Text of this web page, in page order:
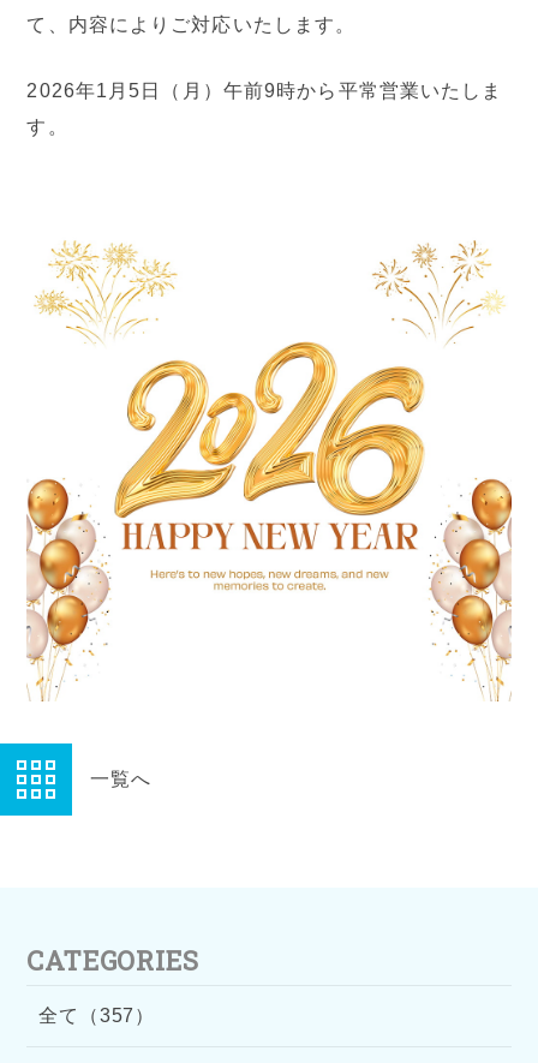
て、内容によりご対応いたします。
2026年1月5日（月）午前9時から平常営業いたしま
す。
一覧へ
CATEGORIES
全て（357）